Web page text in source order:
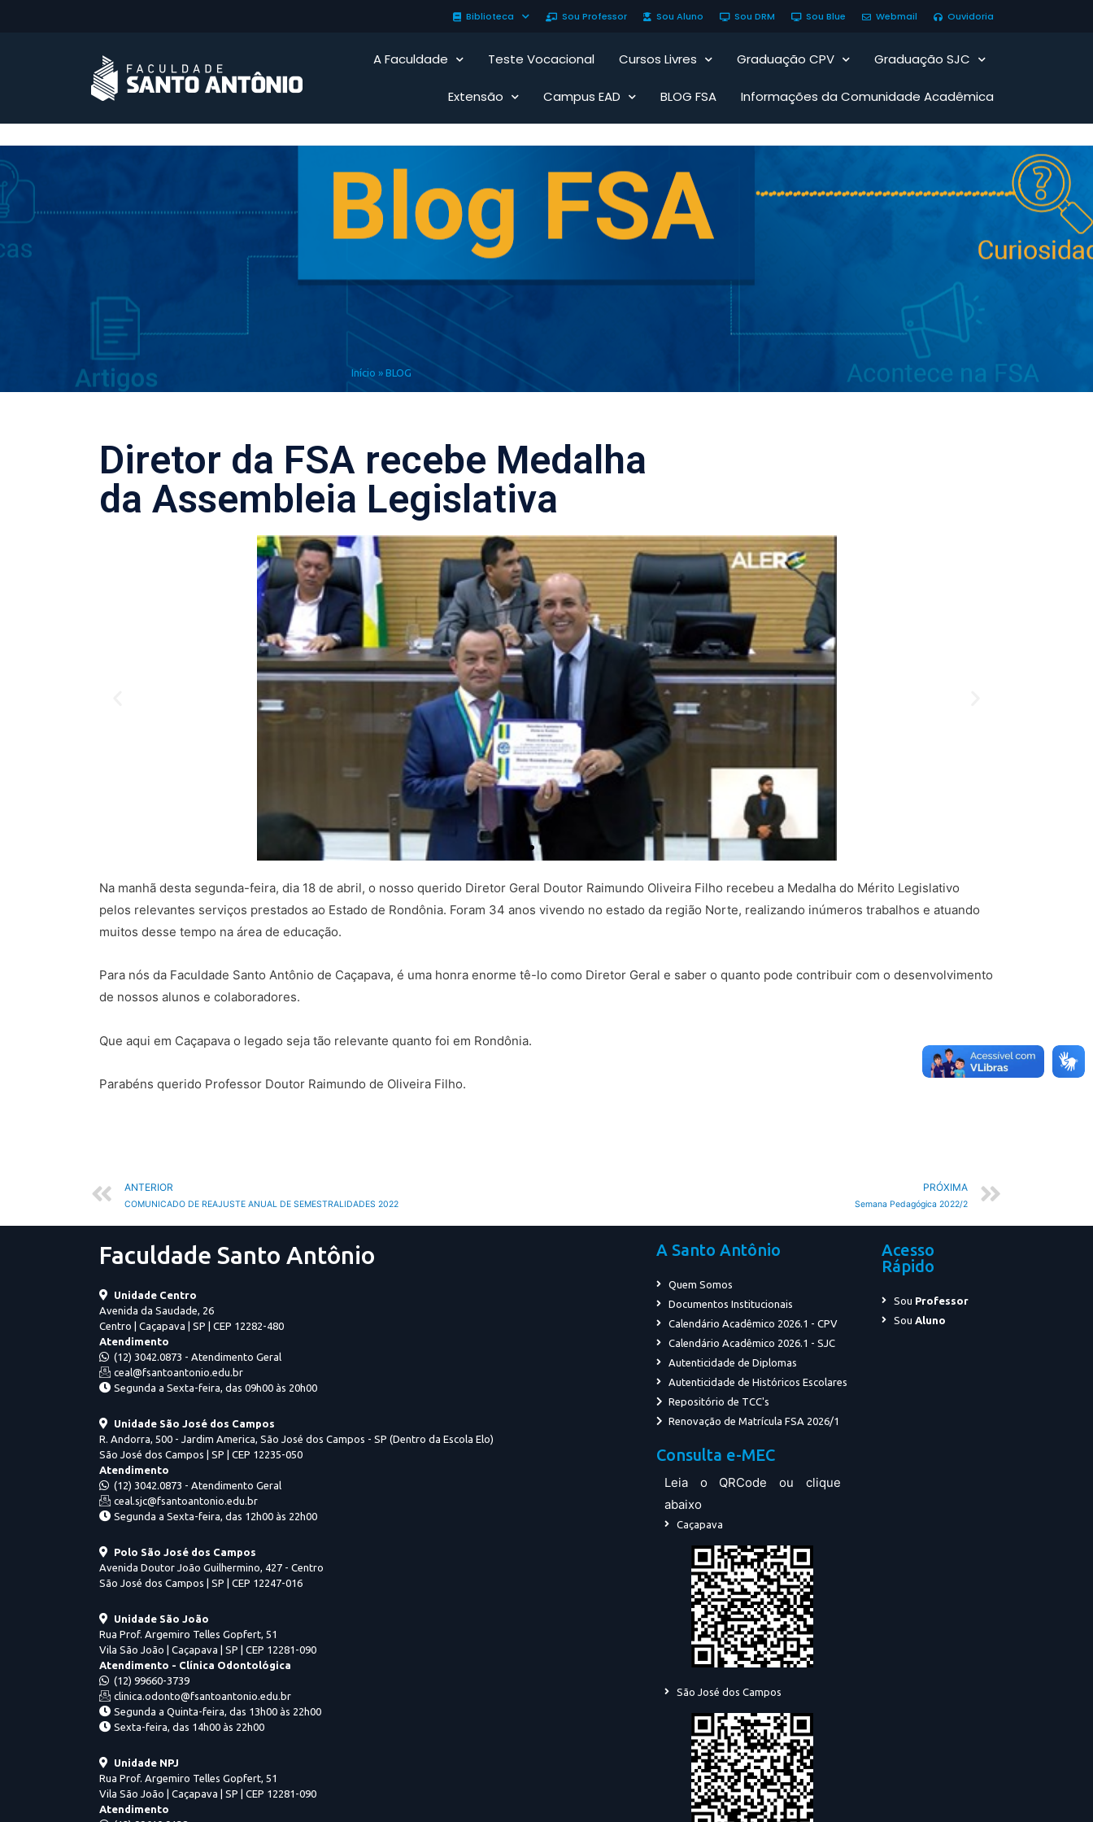
Biblioteca Sou Professor Sou Aluno Sou DRM Sou Blue Webmail Ouvidoria
A Faculdade Teste Vocacional Cursos Livres Graduação CPV Graduação SJC
Extensão Campus EAD BLOG FSA Informações da Comunidade Acadêmica
Início » BLOG
Diretor da FSA recebe Medalha
da Assembleia Legislativa
Na manhã desta segunda-feira, dia 18 de abril, o nosso querido Diretor Geral Doutor Raimundo Oliveira Filho recebeu a Medalha do Mérito Legislativo
pelos relevantes serviços prestados ao Estado de Rondônia. Foram 34 anos vivendo no estado da região Norte, realizando inúmeros trabalhos e atuando
muitos desse tempo na área de educação.
Para nós da Faculdade Santo Antônio de Caçapava, é uma honra enorme tê-lo como Diretor Geral e saber o quanto pode contribuir com o desenvolvimento
de nossos alunos e colaboradores.
Que aqui em Caçapava o legado seja tão relevante quanto foi em Rondônia.
Parabéns querido Professor Doutor Raimundo de Oliveira Filho.
ANTERIOR
COMUNICADO DE REAJUSTE ANUAL DE SEMESTRALIDADES 2022
PRÓXIMA
Semana Pedagógica 2022/2
Faculdade Santo Antônio
Unidade Centro
Avenida da Saudade, 26
Centro | Caçapava | SP | CEP 12282-480
Atendimento
(12) 3042.0873 - Atendimento Geral
ceal@fsantoantonio.edu.br
Segunda a Sexta-feira, das 09h00 às 20h00
Unidade São José dos Campos
R. Andorra, 500 - Jardim America, São José dos Campos - SP (Dentro da Escola Elo)
São José dos Campos | SP | CEP 12235-050
Atendimento
(12) 3042.0873 - Atendimento Geral
ceal.sjc@fsantoantonio.edu.br
Segunda a Sexta-feira, das 12h00 às 22h00
Polo São José dos Campos
Avenida Doutor João Guilhermino, 427 - Centro
São José dos Campos | SP | CEP 12247-016
Unidade São João
Rua Prof. Argemiro Telles Gopfert, 51
Vila São João | Caçapava | SP | CEP 12281-090
Atendimento - Clínica Odontológica
(12) 99660-3739
clinica.odonto@fsantoantonio.edu.br
Segunda a Quinta-feira, das 13h00 às 22h00
Sexta-feira, das 14h00 às 22h00
Unidade NPJ
Rua Prof. Argemiro Telles Gopfert, 51
Vila São João | Caçapava | SP | CEP 12281-090
Atendimento
A Santo Antônio
Quem Somos
Documentos Institucionais
Calendário Acadêmico 2026.1 - CPV
Calendário Acadêmico 2026.1 - SJC
Autenticidade de Diplomas
Autenticidade de Históricos Escolares
Repositório de TCC's
Renovação de Matrícula FSA 2026/1
Consulta e-MEC
Leia o QRCode ou clique
abaixo
Caçapava
São José dos Campos
Acesso
Rápido
Sou Professor
Sou Aluno